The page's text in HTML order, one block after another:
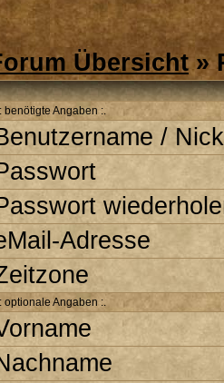
Übersicht»
benötigte Angaben :.
/ Nick
Adresse
optionale Angaben :.